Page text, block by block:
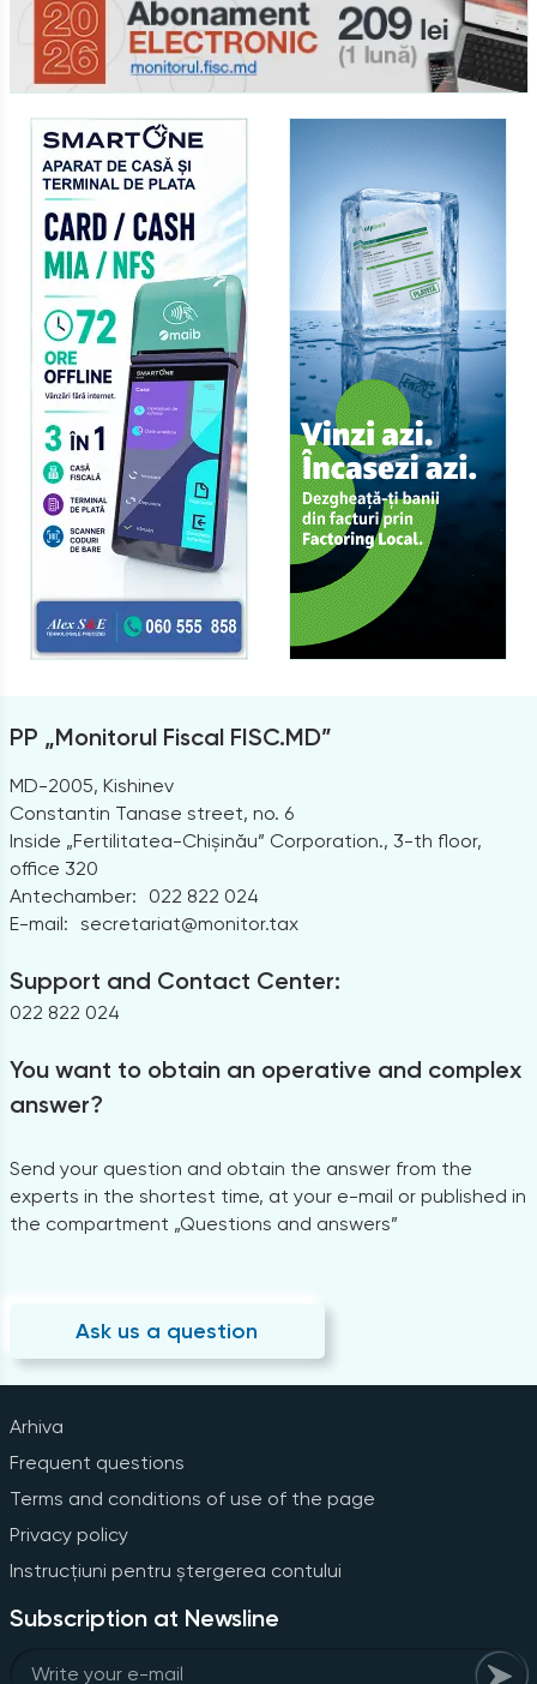
PP „Monitorul Fiscal FISC.MD”
MD-2005, Kishinev
Constantin Tanase street, no. 6
Inside „Fertilitatea-Chișinău” Corporation., 3-th floor,
office 320
Antechamber:
022 822 024
E-mail: secretariat@monitor.tax
Support and Contact Center:
022 822 024
You want to obtain an operative and complex
answer?
Send your question and obtain the answer from the
experts in the shortest time, at your e-mail or published in
the compartment „Questions and answers”
Ask us a question
Arhiva
Frequent questions
Terms and conditions of use of the page
Privacy policy
Instrucțiuni pentru ștergerea contului
Subscription at Newsline